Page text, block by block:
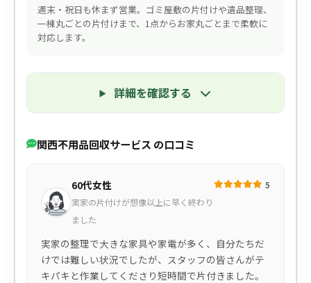
週末・祝日も休まず営業。ゴミ屋敷の片付けや遺品整理、
一棟丸ごとの片付けまで、1点からお家丸ごとまで柔軟に
対応します。
詳細を確認する
関西不用品回収サービス の口コミ
60代女性
実家の片付けが想像以上に早く終わり
ました
5
実家の整理で大きな家具や家電が多く、自分たちだ
けでは難しい状況でしたが、スタッフの皆さんがテ
キパキと作業してくださり短時間で片付きました。